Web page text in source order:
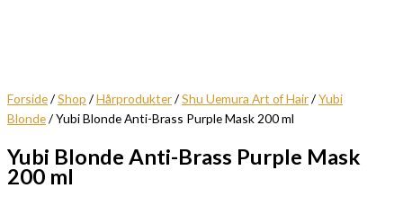
Forside/Shop /Hårprodukter/Shu Uemura Art of Hair/Yubi
Blonde/ Yubi Blonde Anti-Brass Purple Mask 200 ml
Yubi Blonde Anti-Brass Purple Mask
200 ml